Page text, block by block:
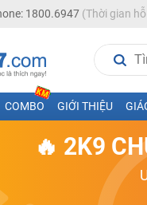
1800.6947(Thời gian
COMBO GIỚI THIỆU
🔥 2K9
môn Toán - Lý - Hóa - Văn -
Tiểu học và THCS năm học
thầy cô giáo giỏi, nổi tiếng
cô giáo giỏi